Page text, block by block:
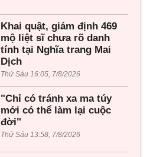
Khai quật, giám định 469
mộ liệt sĩ chưa rõ danh
tính tại Nghĩa trang Mai
Dịch
Thứ Sáu 16:05, 7/8/2026
"Chỉ có tránh xa ma túy
mới có thể làm lại cuộc
đời"
Thứ Sáu 13:58, 7/8/2026